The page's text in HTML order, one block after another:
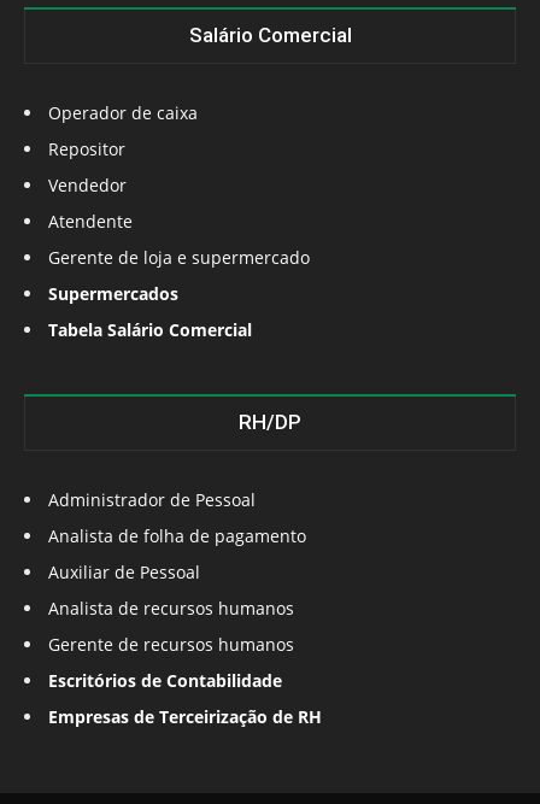
Salário Comercial
Operador de caixa
Repositor
Vendedor
Atendente
Gerente de loja e supermercado
Supermercados
Tabela Salário Comercial
RH/DP
Administrador de Pessoal
Analista de folha de pagamento
Auxiliar de Pessoal
Analista de recursos humanos
Gerente de recursos humanos
Escritórios de Contabilidade
Empresas de Terceirização de RH